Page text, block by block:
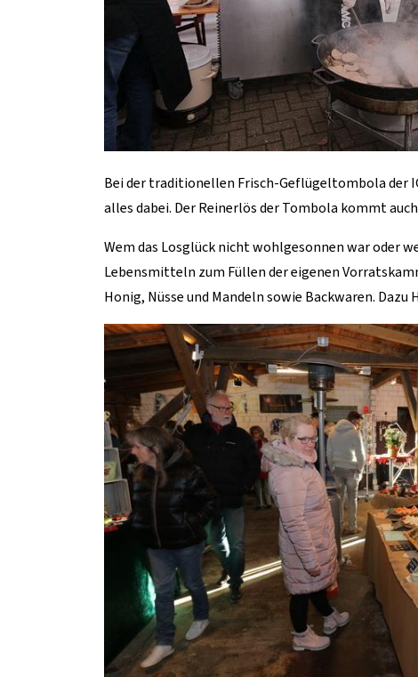
Bei der traditionellen Frisch-Geflügeltombola der
alles dabei. Der Reinerlös der Tombola kommt
Wem das Losglück nicht wohlgesonnen war oder
Lebensmitteln zum Füllen der eigenen
Honig, Nüsse und Mandeln sowie Backwaren.